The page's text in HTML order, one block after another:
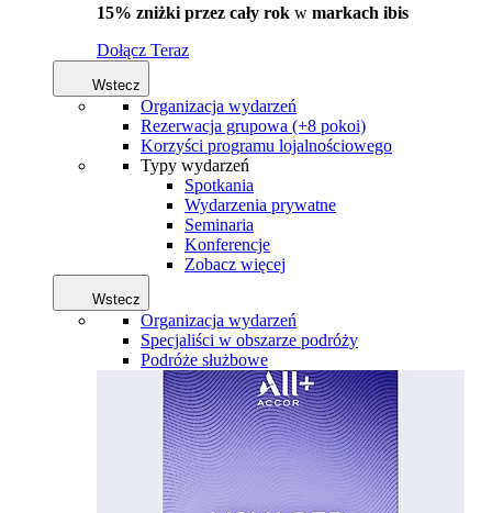
15% zniżki przez cały rok w markach ibis
Dołącz Teraz
Wstecz
Organizacja wydarzeń
Rezerwacja grupowa (+8 pokoi)
Korzyści programu lojalnościowego
Typy wydarzeń
Spotkania
Wydarzenia prywatne
Seminaria
Konferencje
Zobacz więcej
Wstecz
Organizacja wydarzeń
Specjaliści w obszarze podróży
Podróże służbowe